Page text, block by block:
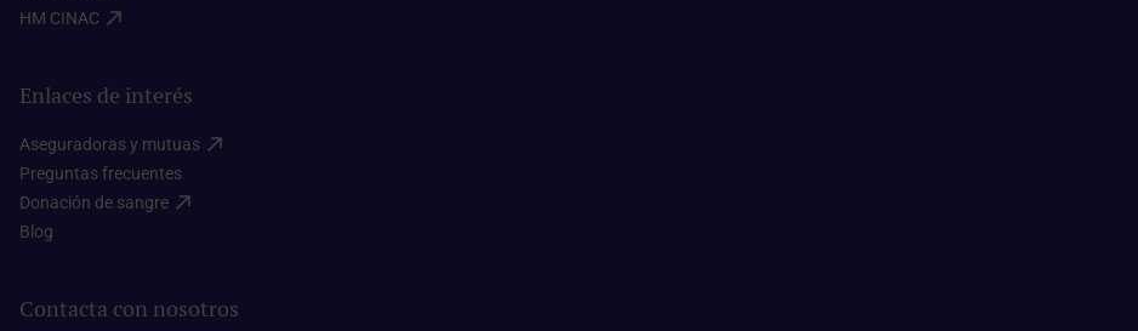
HM CINAC​
Enlaces de interés
Aseguradoras y mutuas​
Preguntas frecuentes​
Donación de sangre​
Blog​
Contacta con nosotros